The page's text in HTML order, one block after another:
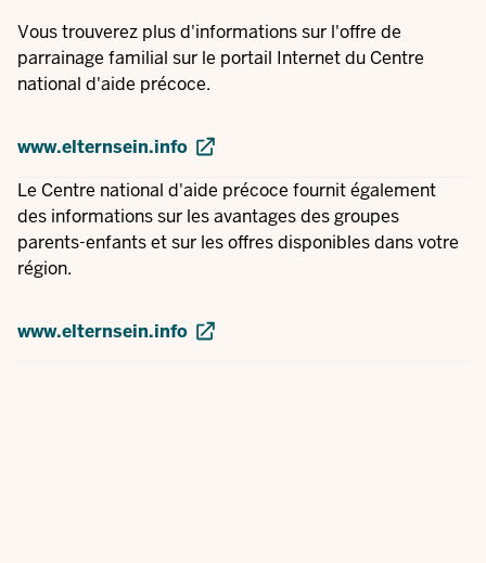
Vous trouverez plus d'informations sur l'offre de
parrainage familial sur le portail Internet du Centre
national d'aide précoce.
www.elternsein.info
Le Centre national d'aide précoce fournit également
des informations sur les avantages des groupes
parents-enfants et sur les offres disponibles dans votre
région.
www.elternsein.info